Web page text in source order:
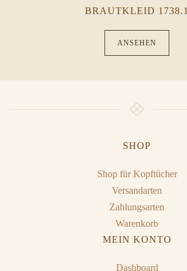
BRAUTKLEID 1738.1
ANSEHEN
SHOP
Shop für Kopftücher
Versandarten
Zahlungsarten
Warenkorb
MEIN KONTO
Dashboard